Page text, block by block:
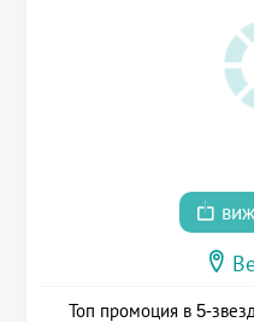
Топ промоция в 5-